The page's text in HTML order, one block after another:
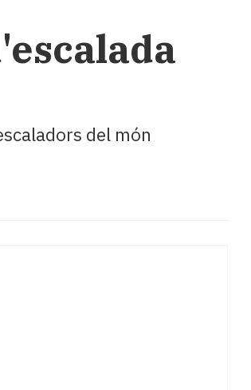
del món